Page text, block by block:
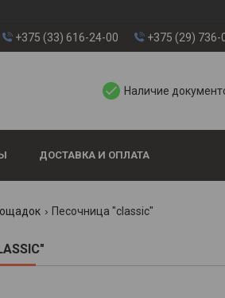
+375 (33) 616-24-00 +375 (29) 736-
Наличие
ДОСТАВКА И ОПЛАТА
Песочница "classic"